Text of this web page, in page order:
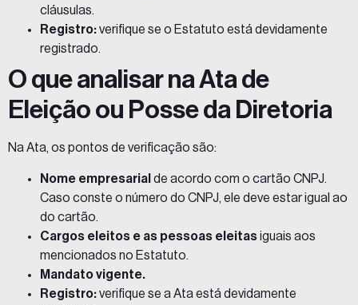
cláusulas.
Registro:verifique se o Estatuto está devidamente
registrado.
O que analisar na Ata de
Eleição ou Posse da Diretoria
Na Ata, os pontos de verificação são:
Nome empresarial de acordo com o cartão CNPJ.
Caso conste o número do CNPJ, ele deve estar igual ao
do cartão.
Cargos eleitos e as pessoas eleitasiguais aos
mencionados no Estatuto.
Mandato vigente.
Registro:verifique se a Ata está devidamente